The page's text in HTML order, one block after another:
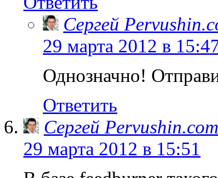
Сергей
29 марта 2012 в
Однозначно!
Ответить
Сергей Pervushin.com
29 марта 2012 в 15:51